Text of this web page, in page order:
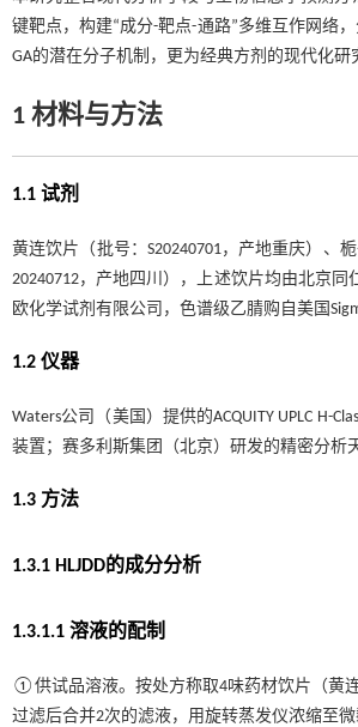
键靶点，构建“成分-靶点-通路”多维互作网络
GA的潜在分子机制，更为经典方剂的现代化研
1 材料与方法
1.1 试剂
黄连饮片（批号：S20240701，产地重庆）、
20240712，产地四川），上述饮片均由北京
欧化学试剂有限公司，色谱级乙腈购自美国
1.2 仪器
Waters公司（美国）提供的ACQUITY UPLC H-
装置；赛多利斯集团（北京）研发的精密分析
1.3 方法
1.3.1 HLJDD的成分分析
1.3.1.1 溶液的配制
①供试品溶液。按处方称取4味药材饮片（黄
过滤后合并2次的滤液，用旋转蒸发仪浓缩至